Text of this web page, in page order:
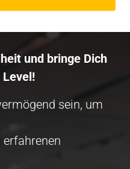
und bringe Dich
sein, um